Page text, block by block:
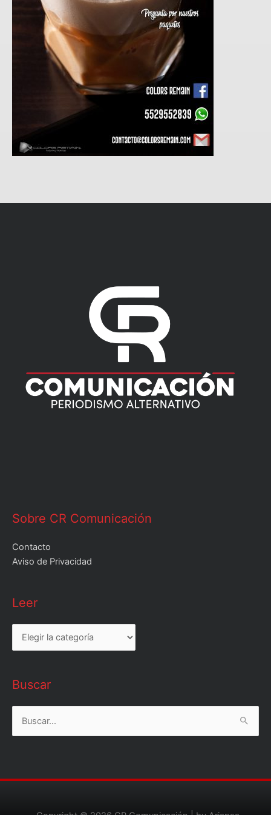
Sobre CR Comunicación
Contacto
Aviso de Privacidad
Leer
Leer
Buscar
Buscar
por: